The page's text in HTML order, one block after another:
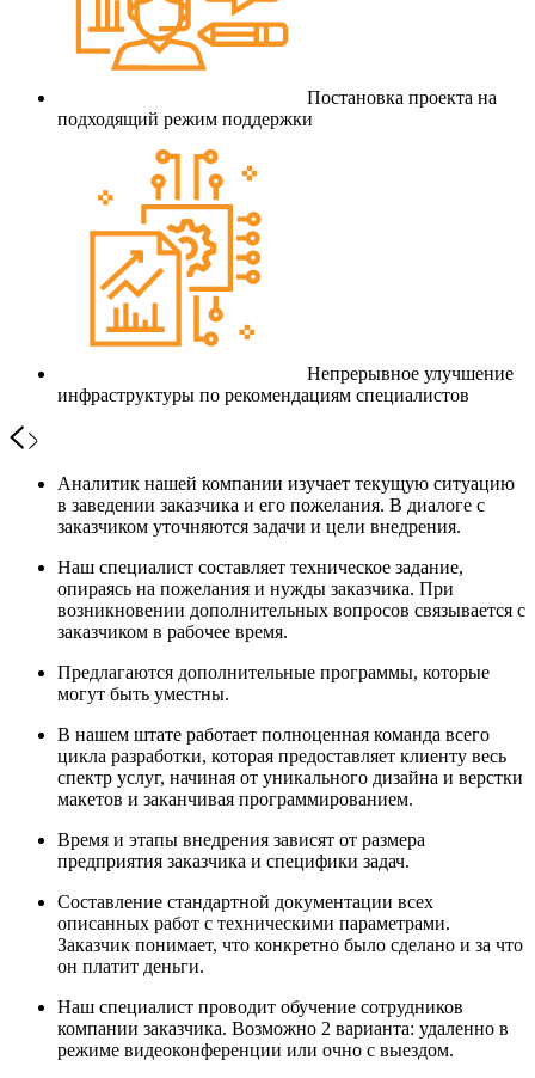
Постановка проекта на
подходящий режим поддержки
Непрерывное улучшение
инфраструктуры по рекомендациям специалистов
Аналитик нашей компании изучает текущую ситуацию
в заведении заказчика и его пожелания. В диалоге с
заказчиком уточняются задачи и цели внедрения.
Наш специалист составляет техническое задание,
опираясь на пожелания и нужды заказчика. При
возникновении дополнительных вопросов связывается с
заказчиком в рабочее время.
Предлагаются дополнительные программы, которые
могут быть уместны.
В нашем штате работает полноценная команда всего
цикла разработки, которая предоставляет клиенту весь
спектр услуг, начиная от уникального дизайна и верстки
макетов и заканчивая программированием.
Время и этапы внедрения зависят от размера
предприятия заказчика и специфики задач.
Составление стандартной документации всех
описанных работ с техническими параметрами.
Заказчик понимает, что конкретно было сделано и за что
он платит деньги.
Наш специалист проводит обучение сотрудников
компании заказчика. Возможно 2 варианта: удаленно в
режиме видеоконференции или очно с выездом.